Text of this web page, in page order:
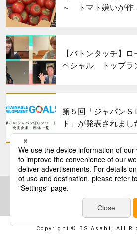
～ トマト嫌いが作
サムネイル
【バトンタッチ】ロ
ペシャル トップラ
サムネイル
第５回「ジャパンＳ
ド」が発表されまし
Copyright © BS Asahi, All